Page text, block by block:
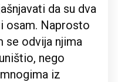
da su dva
osam. Naprosto
se odvija njima
nego
iz